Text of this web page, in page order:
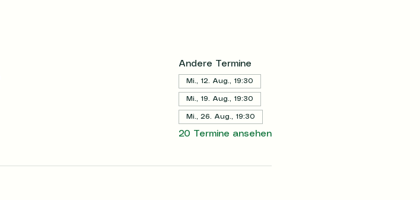
Andere Termine
Mi., 12. Aug., 19:30
Mi., 19. Aug., 19:30
Mi., 26. Aug., 19:30
20 Termine ansehen